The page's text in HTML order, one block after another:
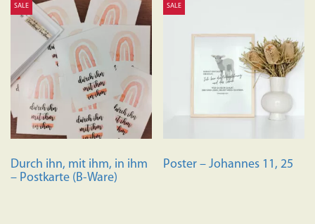
mehrere
Varianten
auf.
Die
Optionen
können
auf
der
gewählt
werden
SALE
Durch ihn, mit ihm, in ihm
– Postkarte (B-Ware)
SALE
Poster – Johannes 11, 25